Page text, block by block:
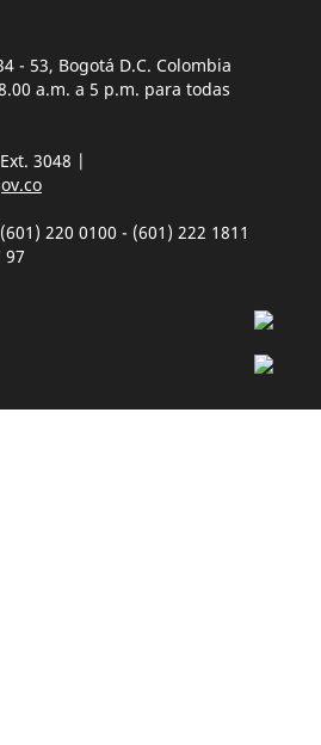
- 53, Bogotá D.C. Colombia
a.m. a 5 p.m. para todas
3048 |
220 0100 - (601) 222 1811
97